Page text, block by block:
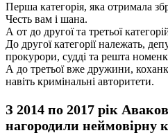
Перша категорія, яка отримала
Честь вам і шана.
А от до другої та третьої
До другої категорії належать,
прокурори, судді та решта
А до третьої вже дружини,
навіть кримінальні авторитети.
З 2014 по 2017 рік
нагородили неймовірну